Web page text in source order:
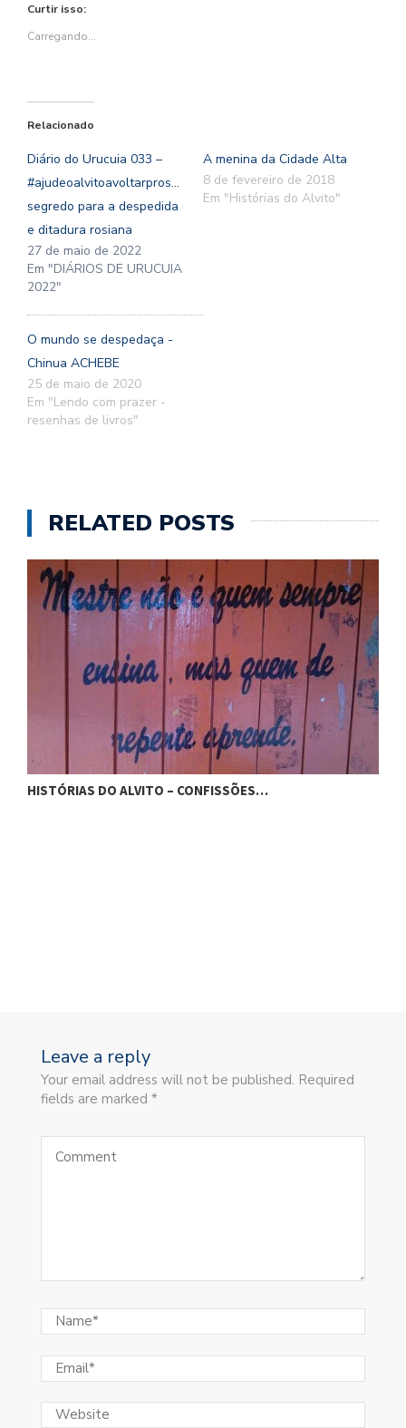
em
janela)
Curtir isso:
Carregando...
Relacionado
Diário do Urucuia 033 –
#ajudeoalvitoavoltarprosertão2023,
segredo para a despedida
e ditadura rosiana
27 de maio de 2022
Em "DIÁRIOS DE URUCUIA
2022"
A menina da Cidade Alta
8 de fevereiro de 2018
Em "Histórias do Alvito"
O mundo se despedaça -
Chinua ACHEBE
25 de maio de 2020
Em "Lendo com prazer -
resenhas de livros"
RELATED POSTS
HISTÓRIAS DO ALVITO – CONFISSÕES…
Leave a reply
Your email address will not be published. Required
fields are marked *